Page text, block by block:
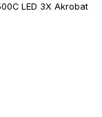
LED 3X Akrobat